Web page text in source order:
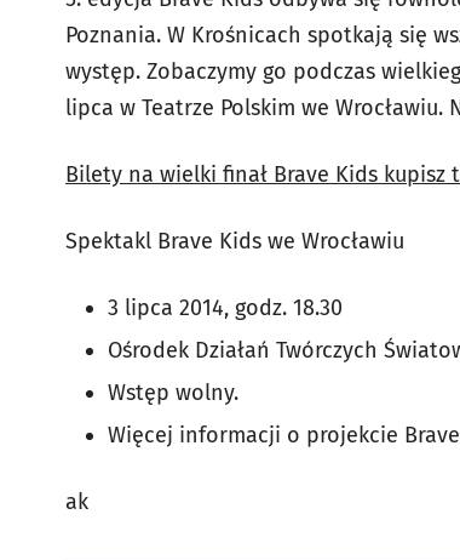
Poznania. W Krośnicach spotkają się
występ. Zobaczymy go podczas
lipca w Teatrze Polskim we
Bilety na wielki finał Brave Kids kupisz
Spektakl Brave Kids we Wrocławiu
3 lipca 2014, godz. 18.30
Ośrodek Działań Twórczych
Wstęp wolny.
Więcej informacji o projekcie
ak